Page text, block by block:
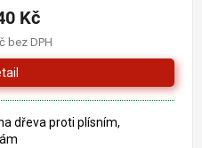
bez DPH
Kč
dřeva proti plísním,